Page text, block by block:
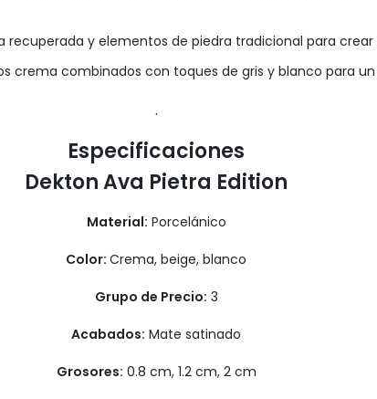
recuperada y elementos de piedra tradicional para
crema combinados con toques de gris y blanco para
.
Especificaciones
Dekton Ava Pietra Edition
Material: Porcelánico
Color: Crema, beige, blanco
Grupo de Precio: 3
Acabados: Mate satinado
Grosores: 0.8 cm, 1.2 cm, 2 cm